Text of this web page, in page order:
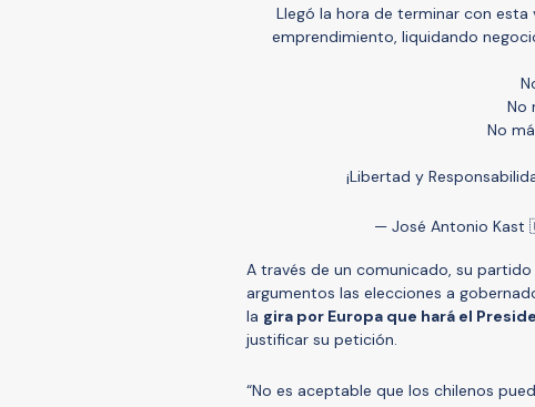
Llegó la hora de terminar con
emprendimiento, liquidando
No
No
¡Libertad y
— José Antonio
A través de un comunicado, su
argumentos las elecciones a
la gira por Europa que hará el
justificar su petición.
“No es aceptable que los chilenos